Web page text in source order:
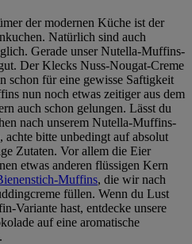
der modernen Küche ist der
Natürlich sind auch
Gerade unser Nutella-Muffins-
Der Klecks Nuss-Nougat-Creme
schon für eine gewisse Saftigkeit
nun noch etwas zeitiger aus dem
auch schon gelungen. Lässt du
nach unserem Nutella-Muffins-
achte bitte unbedingt auf absolut
Zutaten. Vor allem die Eier
etwas anderen flüssigen Kern
Muffins, die wir nach
füllen. Wenn du Lust
Variante hast, entdecke unsere
auf eine aromatische